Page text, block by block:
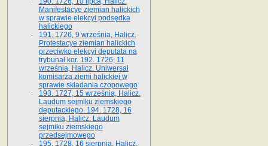
Manifestacye ziemian halickich
w sprawie elekcyi podsędka
halickiego
191. 1726, 9 września, Halicz.
Protestacye ziemian halickich
przeciwko elekcyi deputata na
trybunał kor. 192. 1726, 11
września, Halicz. Uniwersał
komisarza ziemi halickiej w
sprawie składania czopowego
193. 1727, 15 września, Halicz.
Laudum sejmiku ziemskiego
deputackiego. 194. 1728, 16
sierpnia, Halicz. Laudum
sejmiku ziemskiego
przedsejmowego
195. 1728, 16 sierpnia, Halicz.